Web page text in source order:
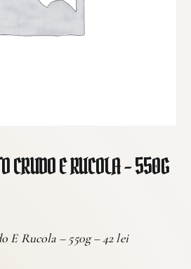
CRUDO E RUCOLA – 550G
E Rucola – 550g – 42 lei